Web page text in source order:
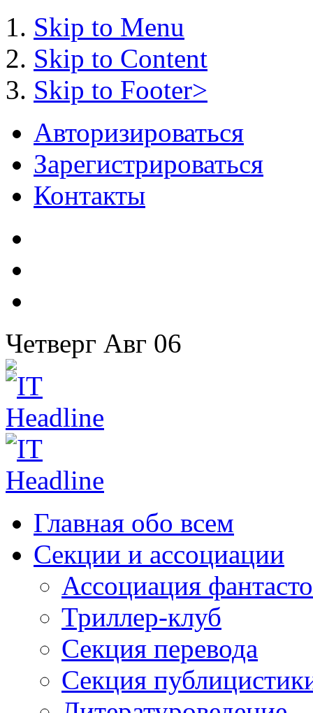
Skip to Menu
Skip to Content
Skip to Footer>
Авторизироваться
Зарегистрироваться
Контакты
Четверг Авг 06
Главная обо всем
Секции и ассоциации
Ассоциация
Триллер-клуб
Секция перевода
Секция